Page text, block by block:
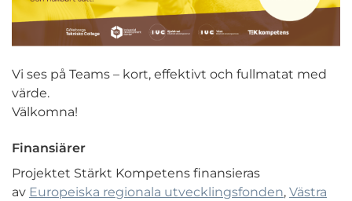
Vi ses på Teams – kort, effektivt och fullmatat med
värde.
Välkomna!
Finansiärer
Projektet Stärkt Kompetens finansieras
av Europeiska regionala utvecklingsfonden, Västra